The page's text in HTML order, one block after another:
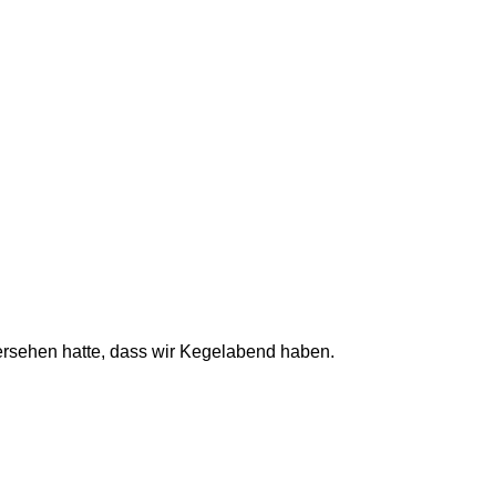
hatte, dass wir Kegelabend haben.